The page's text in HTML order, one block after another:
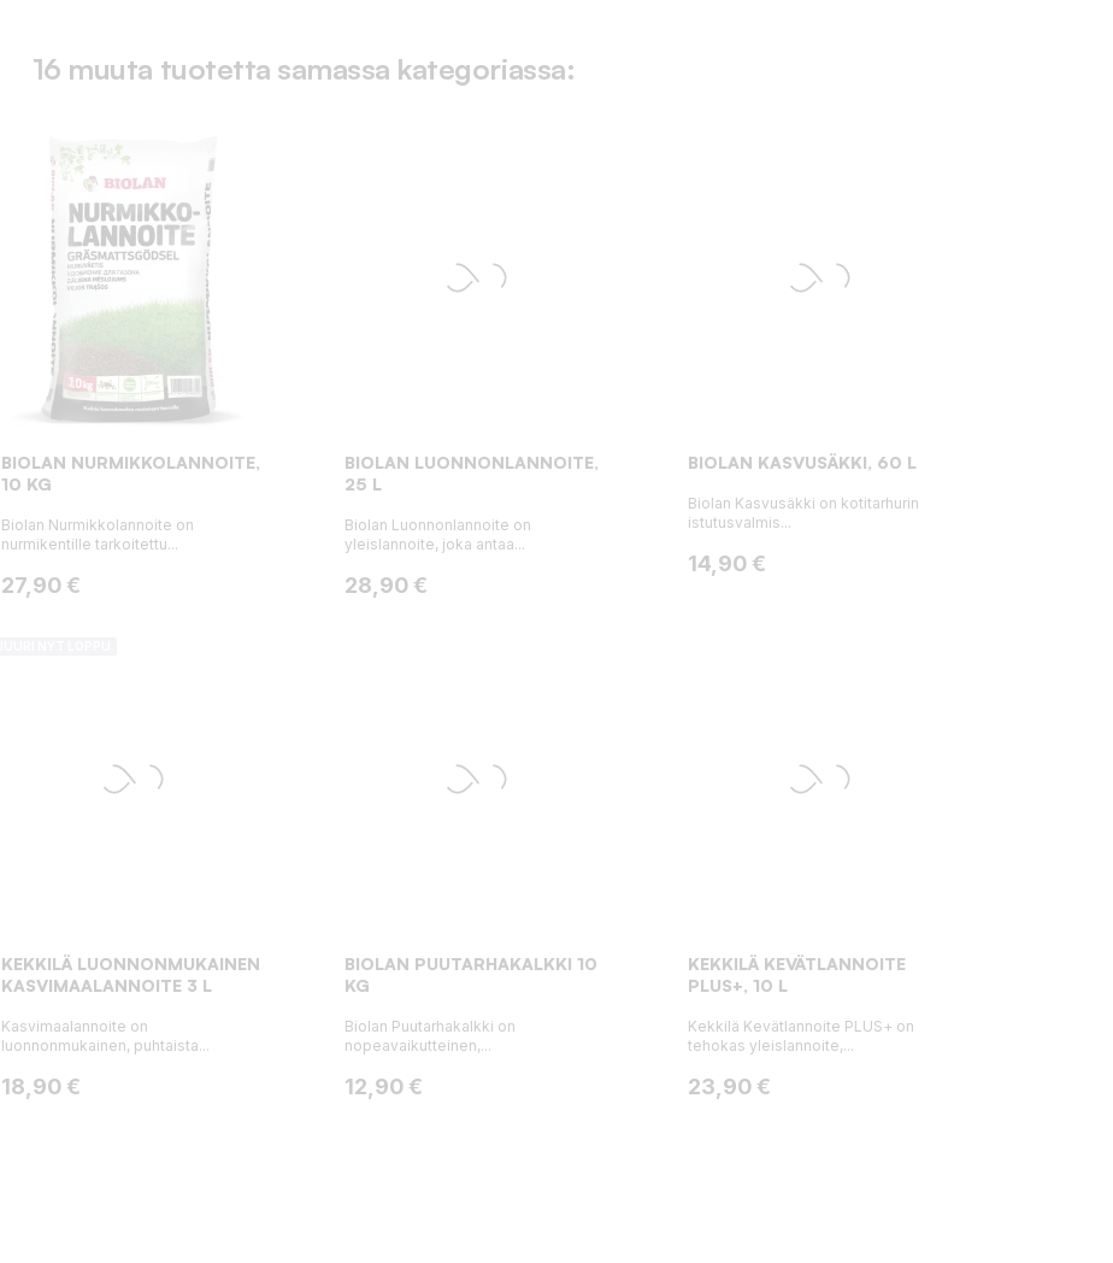
16 muuta tuotetta samassa kategoriassa:
BIOLAN NURMIKKOLANNOITE,
10 KG
Biolan Nurmikkolannoite on
nurmikentille tarkoitettu...
Hinta
27,90 €
BIOLAN LUONNONLANNOITE,
25 L
Biolan Luonnonlannoite on
yleislannoite, joka antaa...
Hinta
28,90 €
BIOLAN KASVUSÄKKI, 60 L
Biolan Kasvusäkki on kotitarhurin
istutusvalmis...
Hinta
14,90 €
KEKKILÄ LUONNONMUKAINEN
KASVIMAALANNOITE 3 L
Kasvimaalannoite on
luonnonmukainen, puhtaista...
Hinta
18,90 €
BIOLAN PUUTARHAKALKKI 10
KG
Biolan Puutarhakalkki on
nopeavaikutteinen,...
Hinta
12,90 €
KEKKILÄ KEVÄTLANNOITE
PLUS+, 10 L
Kekkilä Kevätlannoite PLUS+ on
tehokas yleislannoite,...
Hinta
23,90 €